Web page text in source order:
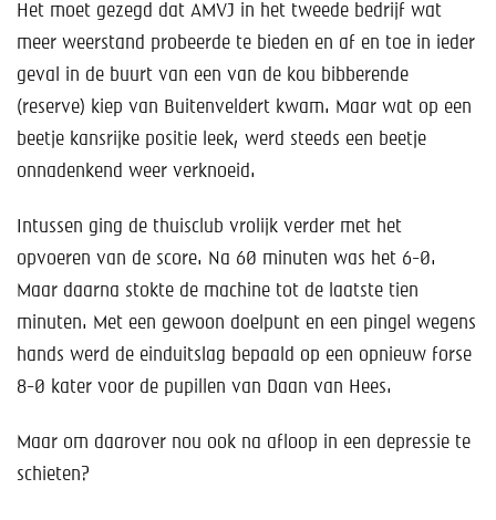
Het moet gezegd dat AMVJ in het tweede bedrijf wat
meer weerstand probeerde te bieden en af en toe in ieder
geval in de buurt van een van de kou bibberende
(reserve) kiep van Buitenveldert kwam. Maar wat op een
beetje kansrijke positie leek, werd steeds een beetje
onnadenkend weer verknoeid.
Intussen ging de thuisclub vrolijk verder met het
opvoeren van de score. Na 60 minuten was het 6-0.
Maar daarna stokte de machine tot de laatste tien
minuten. Met een gewoon doelpunt en een pingel wegens
hands werd de einduitslag bepaald op een opnieuw forse
8-0 kater voor de pupillen van Daan van Hees.
Maar om daarover nou ook na afloop in een depressie te
schieten?